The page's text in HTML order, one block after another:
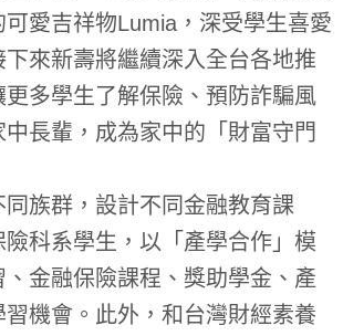
愛吉祥物Lumia， 深受學生喜愛
下來新壽將繼續深入全台各地推
更多學生了解保險、預防詐騙風
長輩， 成為家中的「財富守門
族群，設計不同金融教育課
險科系學生，以「產學合作」模
、金融保險課程、獎助學金、產
機會。此外，和台灣財經素養